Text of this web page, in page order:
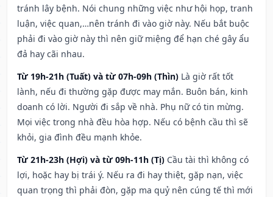
tránh lây bệnh. Nói chung những việc như hội họp, tranh
luận, việc quan,…nên tránh đi vào giờ này. Nếu bắt buộc
phải đi vào giờ này thì nên giữ miệng để hạn ché gây ẩu
đả hay cãi nhau.
Từ 19h-21h (Tuất) và từ 07h-09h (Thìn) Là giờ rất tốt
lành, nếu đi thường gặp được may mắn. Buôn bán, kinh
doanh có lời. Người đi sắp về nhà. Phụ nữ có tin mừng.
Mọi việc trong nhà đều hòa hợp. Nếu có bệnh cầu thì sẽ
khỏi, gia đình đều mạnh khỏe.
Từ 21h-23h (Hợi) và từ 09h-11h (Tị) Cầu tài thì không có
lợi, hoặc hay bị trái ý. Nếu ra đi hay thiệt, gặp nạn, việc
quan trọng thì phải đòn, gặp ma quỷ nên cúng tế thì mới